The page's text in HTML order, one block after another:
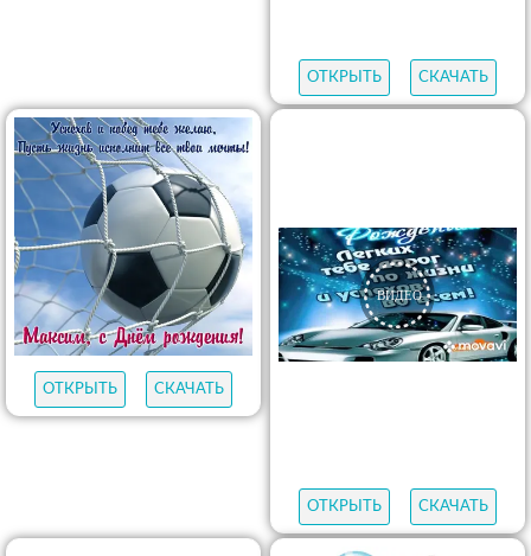
ОТКРЫТЬ СКАЧАТЬ
ОТКРЫТЬ СКАЧАТЬ
ОТКРЫТЬ СКАЧАТЬ